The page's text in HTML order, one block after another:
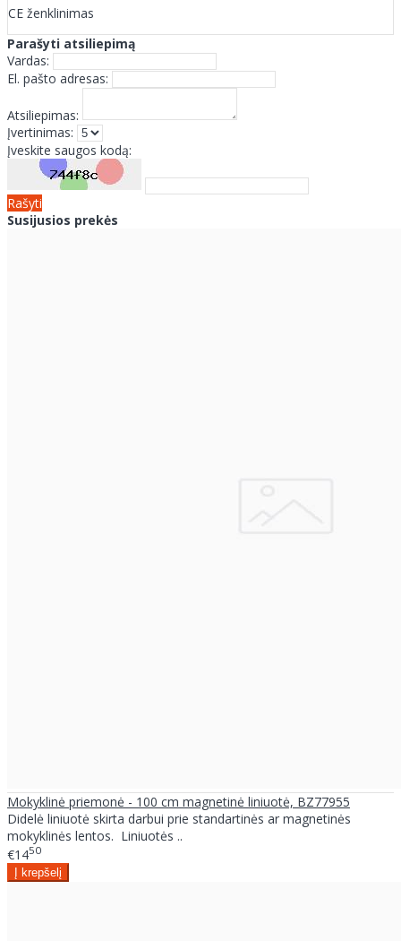
CE ženklinimas
Parašyti atsiliepimą
Vardas:
El. pašto adresas:
Atsiliepimas:
Įvertinimas:
Įveskite saugos kodą:
Rašyti
Susijusios prekės
Mokyklinė priemonė - 100 cm magnetinė liniuotė, BZ77955
Didelė liniuotė skirta darbui prie standartinės ar magnetinės
mokyklinės lentos. Liniuotės ..
€1450